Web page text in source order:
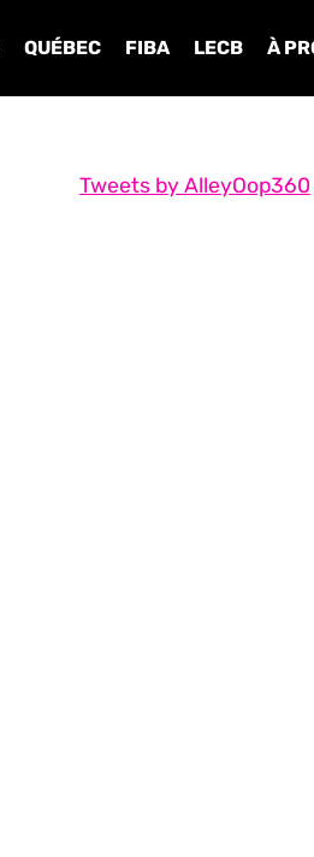
QUÉBEC FIBA LECB À
Tweets by AlleyOop360